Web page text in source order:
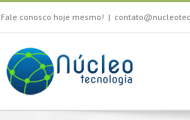
Fale conosco hoje mesmo! |